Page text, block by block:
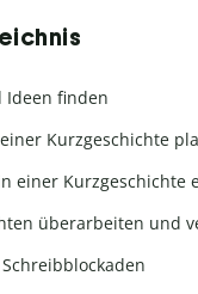
Ideen finden
Kurzgeschichte
einer Kurzgeschichte
überarbeiten und